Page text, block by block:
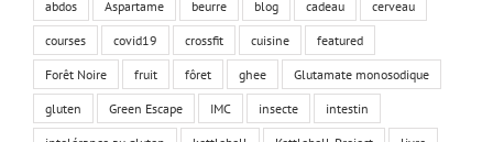
abdos Aspartame beurre blog cadeau cerveau
courses covid19 crossfit cuisine featured
Forêt Noire fruit fôret ghee Glutamate monosodique
gluten Green Escape IMC insecte intestin